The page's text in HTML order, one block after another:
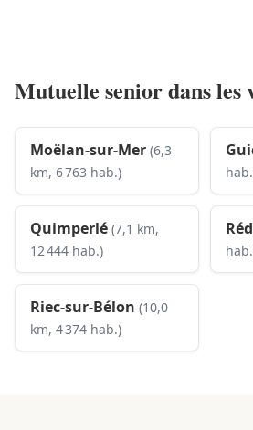
Mutuelle senior dans les
Moëlan-sur-Mer (6,3
km, 6 763 hab.)
Quimperlé (7,1 km,
12 444 hab.)
Riec-sur-Bélon (10,0
km, 4 374 hab.)